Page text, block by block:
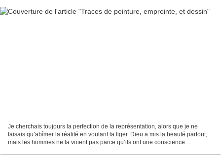
Je cherchais toujours la perfection de la représentation, alors que je ne
faisais qu’abîmer la réalité en voulant la figer. Dieu a mis la beauté partout,
mais les hommes ne la voient pas parce qu’ils ont une conscience